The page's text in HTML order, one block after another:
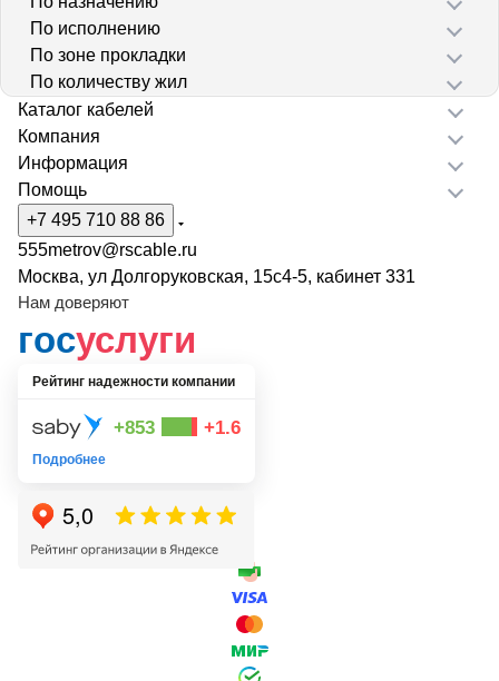
По исполнению
По зоне прокладки
По количеству жил
Каталог кабелей
Компания
Информация
Помощь
+7 495 710 88 86
555metrov@rscable.ru
Москва, ул Долгоруковская, 15с4-5, кабинет 331
Нам доверяют
госуслуги
Рейтинг надежности компании
+853 +1.6
Подробнее